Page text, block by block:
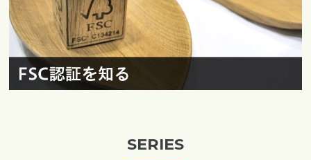
SERIES